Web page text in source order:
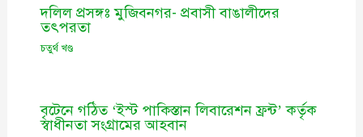
দলিল প্রসঙ্গঃ মুজিবনগর- প্রবাসী বাঙালীদের
তৎপরতা
চতুর্থ খণ্ড
বৃটেনে গঠিত ‘ইস্ট পাকিস্তান লিবারেশন ফ্রন্ট’ কর্তৃক
স্বাধীনতা সংগ্রামের আহবান